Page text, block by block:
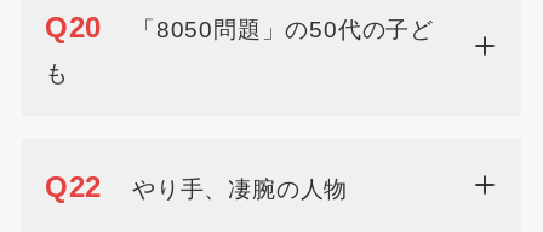
Q20
「8050問題」の50代の子ど
も
Q22 やり手、凄腕の人物